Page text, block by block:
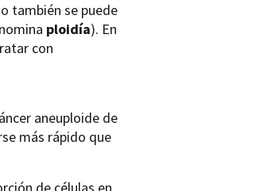
también se puede
ploidía). En
con
aneuploide de
más rápido que